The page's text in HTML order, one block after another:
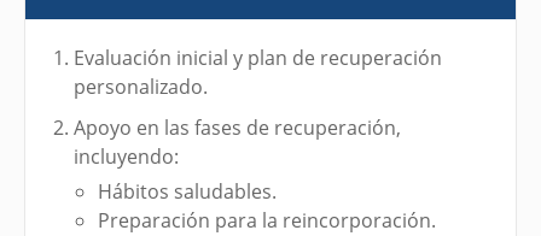
Evaluación inicial y plan de recuperación
personalizado.
Apoyo en las fases de recuperación,
incluyendo:
Hábitos saludables.
Preparación para la reincorporación.